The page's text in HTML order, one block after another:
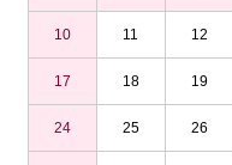
10 11 12
17 18 19
24 25 26